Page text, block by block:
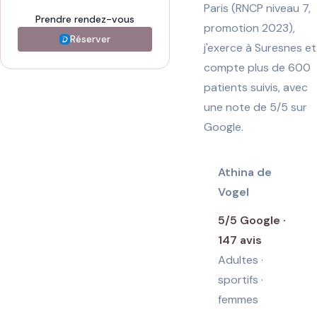
Prendre rendez-vous
Réserver
Paris (RNCP niveau 7,
promotion 2023),
j'exerce à Suresnes et
compte plus de 600
patients suivis, avec
une note de 5/5 sur
Google.
Athina de
Vogel
5/5 Google ·
147 avis
Adultes ·
sportifs ·
femmes